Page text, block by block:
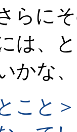
らに
は、
かな
こと＞